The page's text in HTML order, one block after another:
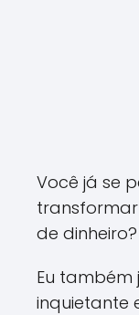
Você já se
de dinheiro?
Eu também
inquietante